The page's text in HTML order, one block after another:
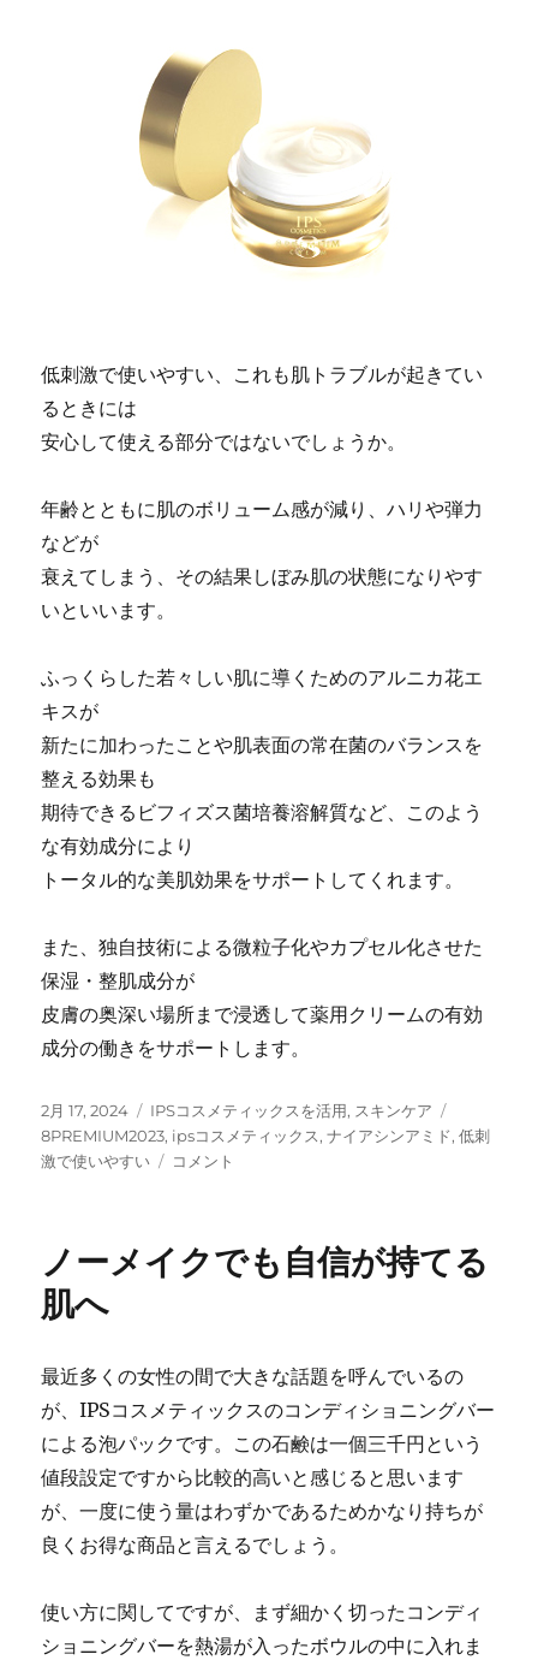
低刺激で使いやすい、これも肌トラブルが起きてい
るときには
安心して使える部分ではないでしょうか。
年齢とともに肌のボリューム感が減り、ハリや弾力
などが
衰えてしまう、その結果しぼみ肌の状態になりやす
いといいます。
ふっくらした若々しい肌に導くためのアルニカ花エ
キスが
新たに加わったことや肌表面の常在菌のバランスを
整える効果も
期待できるビフィズス菌培養溶解質など、このよう
な有効成分により
トータル的な美肌効果をサポートしてくれます。
また、独自技術による微粒子化やカプセル化させた
保湿・整肌成分が
皮膚の奥深い場所まで浸透して薬用クリームの有効
成分の働きをサポートします。
投
稿
日:
2月 17, 2024
カ
テ
ゴ
IPSコスメティックスを活用, スキンケア
グ
8PREMIUM2023, ipsコスメティックス,ナイアシンアミド,低刺
激で使いやすい
シ
と
効
果
を
待
で
き
コメント
ノーメイクでも自信が持てる
肌へ
最近多くの女性の間で大きな話題を呼んでいるの
が、IPSコスメティックスのコンディショニングバー
による泡パックです。この石鹸は一個三千円という
値段設定ですから比較的高いと感じると思います
が、一度に使う量はわずかであるためかなり持ちが
良くお得な商品と言えるでしょう。
使い方に関してですが、まず細かく切ったコンディ
ショニングバーを熱湯が入ったボウルの中に入れま